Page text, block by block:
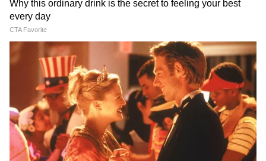
পাবেন না অন্নপূর্ণা ভাণ্ডারের টাকা। বলা হচ্ছে, SIR-
র চিহ্নিত মৃত, স্থানান্তরিত, অনুপস্থিতদের নাম বাদ
যাবে।